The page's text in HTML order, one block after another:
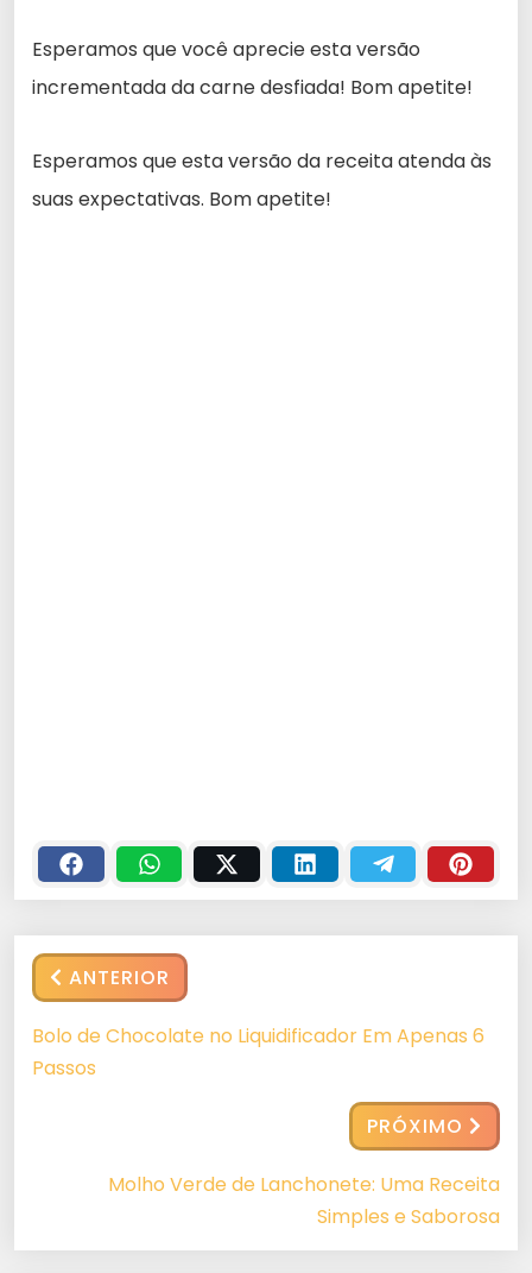
Esperamos que você aprecie esta versão
incrementada da carne desfiada! Bom apetite!
Esperamos que esta versão da receita atenda às
suas expectativas. Bom apetite!
ANTERIOR
Bolo de Chocolate no Liquidificador Em Apenas 6
Passos
PRÓXIMO
Molho Verde de Lanchonete: Uma Receita
Simples e Saborosa